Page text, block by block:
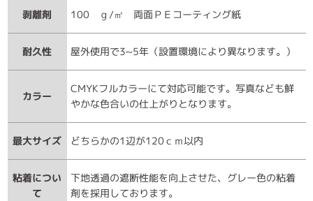
剥離剤 100 ｇ/㎡ 両面ＰＥコーティング紙
耐久性 屋外使用で3~5年（設置環境により異なります。）
カラー
CMYKフルカラーにて対応可能です。写真なども鮮
やかな色合いの仕上がりとなります。
最大サイズ どちらかの1辺が120ｃｍ以内
粘着につい
て
下地透過の遮断性能を向上させた、グレー色の粘着
剤を採用しております。